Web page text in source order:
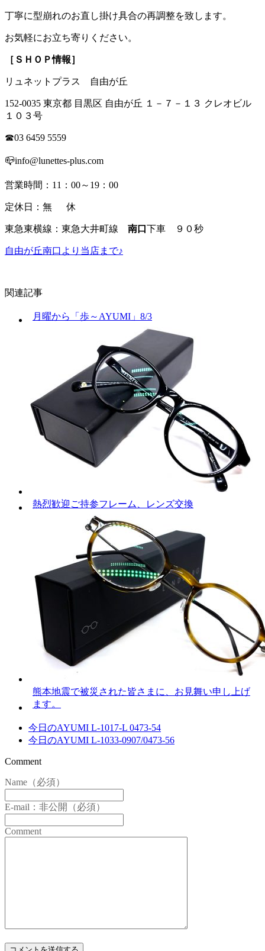
丁寧に型崩れのお直し掛け具合の再調整を致します。
お気軽にお立ち寄りください。
［ＳＨＯＰ情報］
リュネットプラス 自由が丘
152-0035 東京都 目黒区 自由が丘 １－７－１３ クレオビル
１０３号
☎03 6459 5559
📪info@lunettes-plus.com
営業時間：11：00～19：00
定休日：無 休
東急東横線：東急大井町線 南口 下車 ９０秒
自由が丘南口より当店まで♪
関連記事
月曜から「歩～AYUMI」8/3
熱烈歓迎ご持参フレーム、レンズ交換
熊本地震で被災された皆さまに、お見舞い申し上げ
ます。
今日のAYUMI L-1017-L 0473-54
今日のAYUMI L-1033-0907/0473-56
Comment
Name（必須）
E-mail：非公開（必須）
Comment